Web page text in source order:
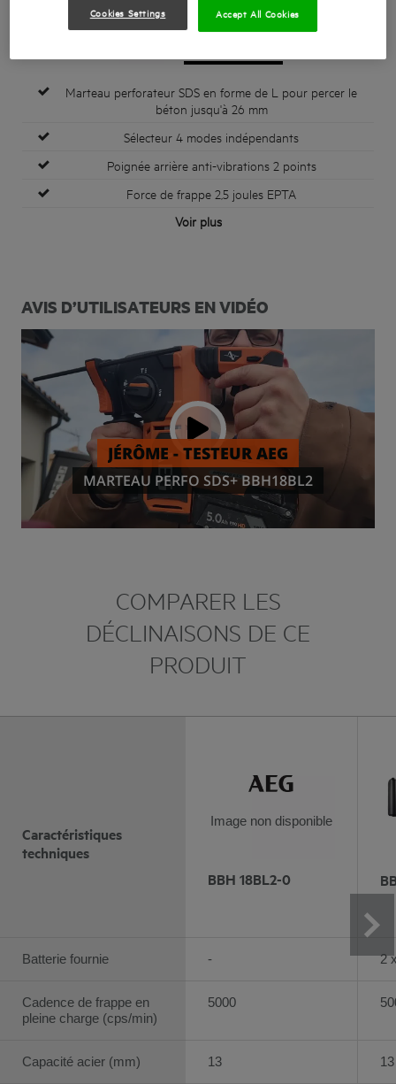
Marteau perforateur SDS en forme de L pour percer le
béton jusqu'à 26 mm
Sélecteur 4 modes indépendants
Poignée arrière anti-vibrations 2 points
Force de frappe 2,5 joules EPTA
Voir plus
AVIS D’UTILISATEURS EN VIDÉO
COMPARER LES
DÉCLINAISONS DE CE
PRODUIT
Caractéristiques
techniques
Batterie fournie
Cadence de frappe en
pleine charge (cps/min)
Capacité acier (mm)
Image non disponible
BBH 18BL2-0
-
5000
13
2
13
Cookies Settings Accept All Cookies